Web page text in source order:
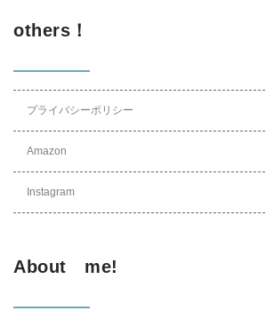
others！
プライバシーポリシー
Amazon
Instagram
About me!